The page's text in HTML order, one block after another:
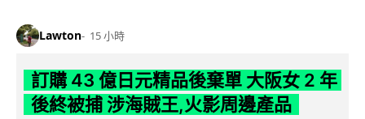
Lawton 15 小時
訂購 43 億日元精品後棄單 大阪女 2 年
後終被捕 涉海賊王,火影周邊產品